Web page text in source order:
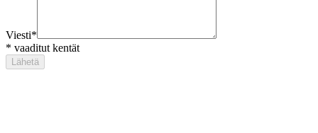
Viesti*
* vaaditut kentät